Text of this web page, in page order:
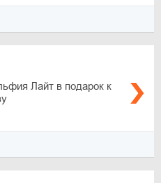
Лайт в подарок к